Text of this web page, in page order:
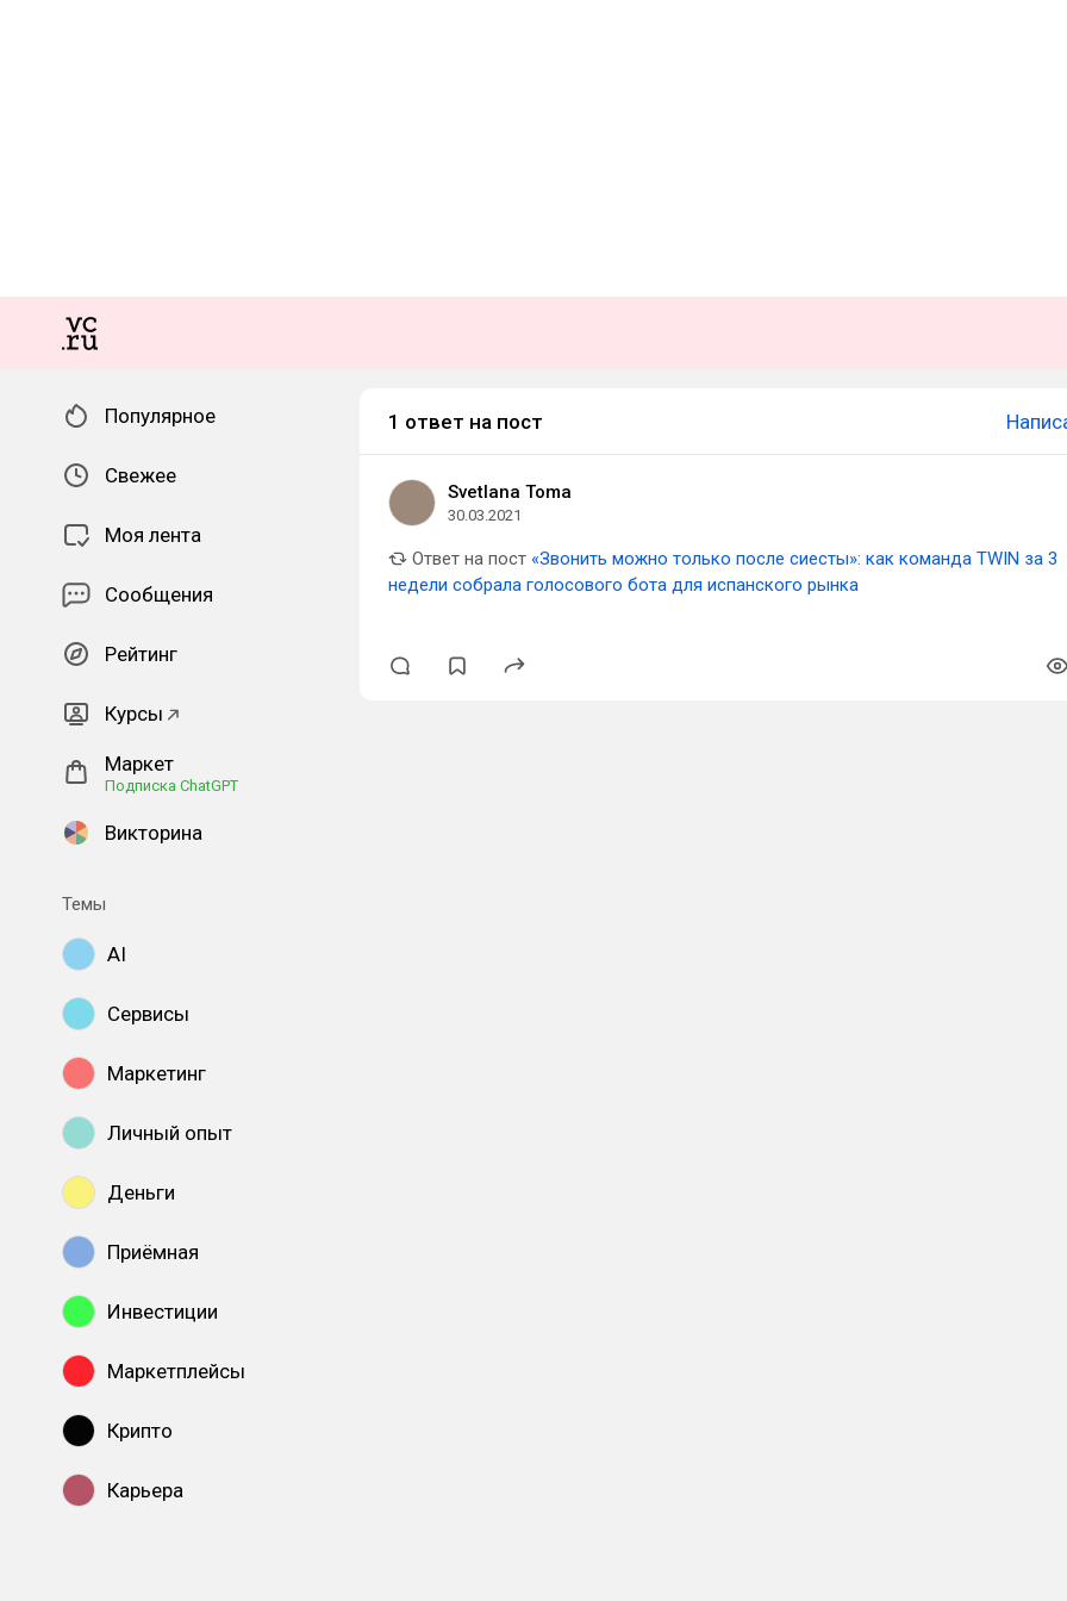
Популярное
Свежее
Моя лента
Сообщения
Рейтинг
Курсы
Маркет
Подписка ChatGPT
Викторина
Темы
AI
Сервисы
Маркетинг
Личный опыт
Деньги
Приёмная
Инвестиции
Маркетплейсы
Крипто
Карьера
1 ответ на пост
Svetlana Toma
30.03.2021
Ответ на пост «Звонить можно только после сиесты»: как команда TWIN за 3
недели собрала голосового бота для испанского рынка